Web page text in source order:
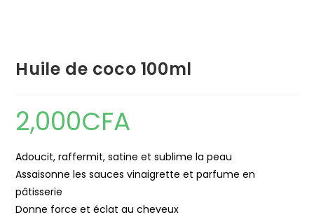
Huile de coco 100ml
2,000CFA
Adoucit, raffermit, satine et sublime la peau
Assaisonne les sauces vinaigrette et parfume en
pâtisserie
Donne force et éclat au cheveux